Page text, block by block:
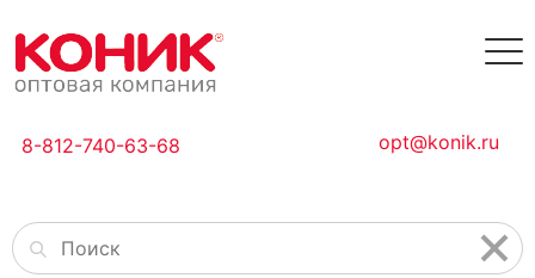
8-812-740-63-68 opt@konik.ru